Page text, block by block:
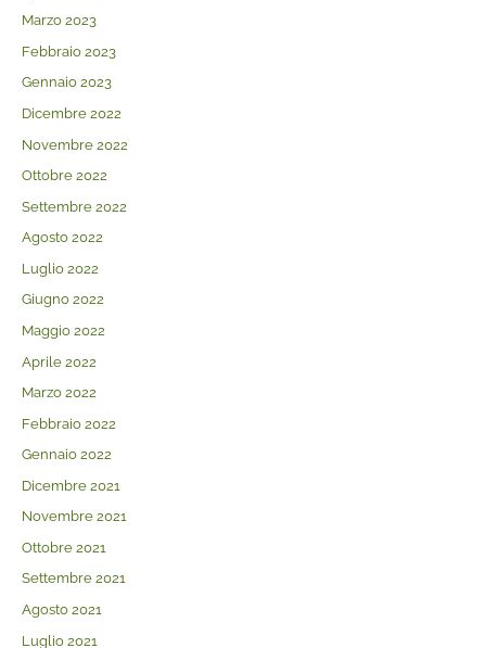
Marzo 2023
Febbraio 2023
Gennaio 2023
Dicembre 2022
Novembre 2022
Ottobre 2022
Settembre 2022
Agosto 2022
Luglio 2022
Giugno 2022
Maggio 2022
Aprile 2022
Marzo 2022
Febbraio 2022
Gennaio 2022
Dicembre 2021
Novembre 2021
Ottobre 2021
Settembre 2021
Agosto 2021
Luglio 2021